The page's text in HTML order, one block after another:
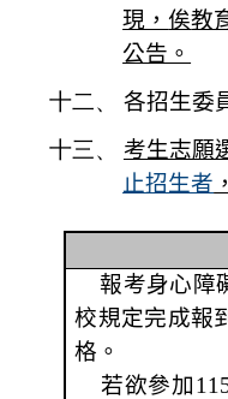
現，俟教
公告。
十二、 各招生委
十三、 考生志願
止招生者
報考身心障
校規定完成報
格。
若欲參加